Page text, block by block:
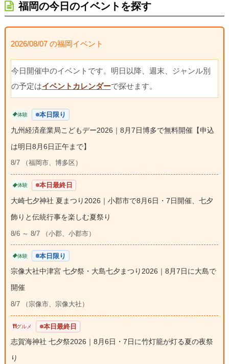
福岡の今日のイベントを探す
2026/08/07 の福岡イベント
今日開催中のイベントです。明日以降、週末、ジャンル別
の予定はイベントカレンダーで探せます。
体験 本日限り
九州経済産業局こどもデー2026｜8月7日博多で無料開催【申込
は明日8月6日正午まで】
8/7 （福岡市、博多区）
体験 本日最終日
大崎七夕神社 夏まつり2026｜小郡市で8月6日・7日開催、七夕
飾りと伝統行事を楽しむ夏祭り
8/6 ～ 8/7 （小郡、小郡市）
体験 本日限り
宗像大社中津宮 七夕祭・大島七夕まつり2026｜8月7日に大島で
開催
8/7 （宗像市、宗像大社）
グルメ 本日最終日
志賀海神社 七夕祭2026｜8月6日・7日に竹灯籠が灯る夏の夜祭
り